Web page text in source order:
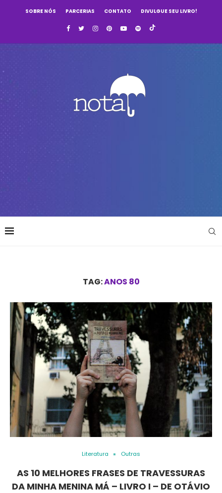
SOBRE NÓS PARCERIAS CONTATO DIVULGUE SEU LIVRO!
TAG:ANOS 80
Literatura Outras
AS 10 MELHORES FRASES DE TRAVESSURAS
DA MINHA MENINA MÁ – LIVRO I – DE OTÁVIO